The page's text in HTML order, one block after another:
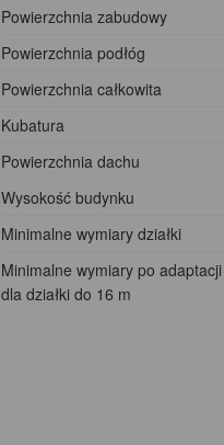
Powierzchnia zabudowy
Powierzchnia podłóg
Powierzchnia całkowita
Kubatura
Powierzchnia dachu
Wysokość budynku
Minimalne wymiary działki
Minimalne wymiary po adaptacji
dla działki do 16 m